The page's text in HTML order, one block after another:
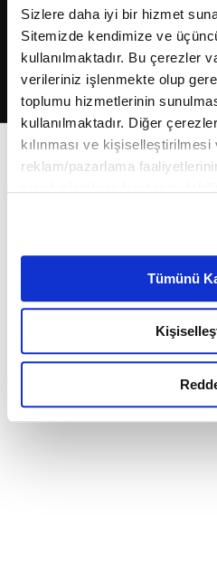
Sizlere daha iyi bir hizmet
Sitemizde kendimize ve
kullanılmaktadır. Bu çerezler
verileriniz işlenmekte olup
toplumu hizmetlerinin
kullanılmaktadır. Diğer
kılınması ve
reklam/pazarlama
belirleyebilirsiniz. Çerezlere
Ayarlar butonuna tıklayabilir,
Metnimizi ziyaret edebilirsiniz.
6698 sayılı Kişisel Verilerin
okumak ve sitemizi ziyaretiniz
gerçekleştirilen veri işleme
detaylı bilgi almak için lütfen
Tümünü
2026Fikriyat. Tüm hakları